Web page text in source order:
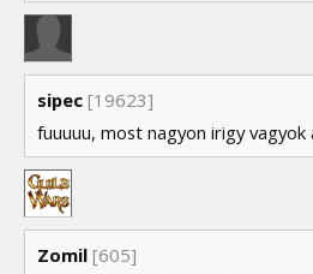
sipec [19623]
fuuuuu, most nagyon irigy
Zomil [605]